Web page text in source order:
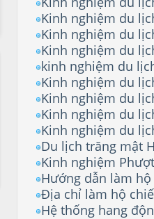
Kinh nghiệm du
Kinh nghiệm du
Kinh nghiệm du
kinh nghiệm du
Kinh nghiệm du
Kinh nghiệm du
Kinh nghiệm du
Kinh nghiệm du
Du lịch trăng mật
Kinh nghiệm
Hướng dẫn làm hộ
Địa chỉ làm hộ
Hệ thống hang